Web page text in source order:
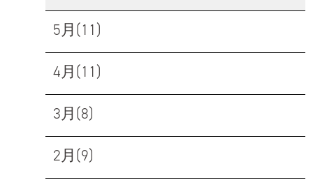
5月(11)
4月(11)
3月(8)
2月(9)